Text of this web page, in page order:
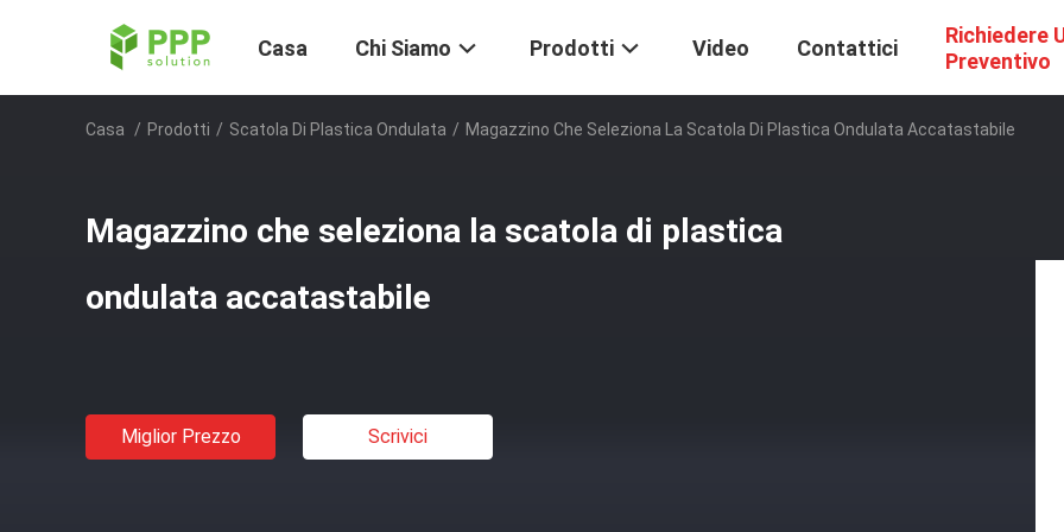
Casa Chi Siamo Prodotti Video Contattici
Richiedere
Preventivo
Casa / Prodotti / Scatola Di Plastica Ondulata / Magazzino Che Seleziona La Scatola Di Plastica Ondulata Accatastabile
Magazzino che seleziona la scatola di plastica
ondulata accatastabile
Miglior Prezzo Scrivici